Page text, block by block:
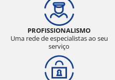
PROFISSIONALISMO
Uma rede de especialistas ao seu
serviço